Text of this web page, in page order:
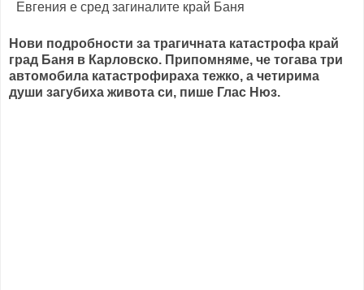
Нови подробности за трагичната катастрофа край
град Баня в Карловско. Припомняме, че тогава три
автомобила катастрофираха тежко, а четирима
души загубиха живота си, пише Глас Нюз.